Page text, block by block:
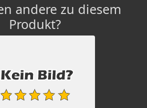
andere zu diesem
Produkt?